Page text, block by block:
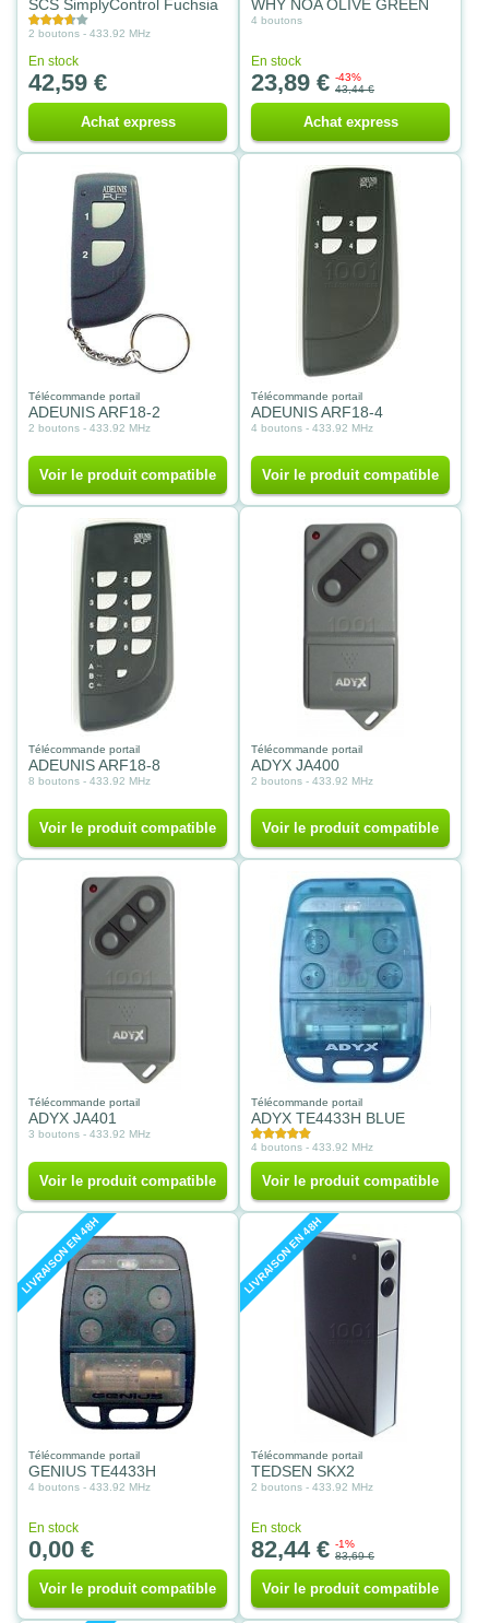
SCS SimplyControl Fuchsia
2 boutons - 433.92 MHz
En stock
42,59 €
Achat express
WHY NOA OLIVE GREEN
4 boutons
En stock
23,89 € -43%
43,44 €
Achat express
Télécommande portail
ADEUNIS ARF18-2
2 boutons - 433.92 MHz
Voir le produit compatible
Télécommande portail
ADEUNIS ARF18-4
4 boutons - 433.92 MHz
Voir le produit compatible
Télécommande portail
ADEUNIS ARF18-8
8 boutons - 433.92 MHz
Voir le produit compatible
Télécommande portail
ADYX JA400
2 boutons - 433.92 MHz
Voir le produit compatible
Télécommande portail
ADYX JA401
3 boutons - 433.92 MHz
Voir le produit compatible
Télécommande portail
ADYX TE4433H BLUE
4 boutons - 433.92 MHz
Voir le produit compatible
LIVRAISON EN 48H
Télécommande portail
GENIUS TE4433H
4 boutons - 433.92 MHz
En stock
0,00 €
Voir le produit compatible
LIVRAISON EN 48H
Télécommande portail
TEDSEN SKX2
2 boutons - 433.92 MHz
En stock
82,44 € -1%
83,69 €
Voir le produit compatible